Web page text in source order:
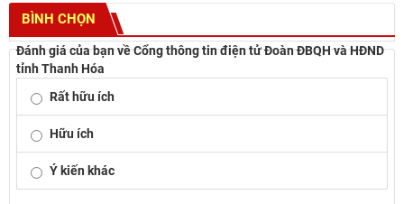
BÌNH CHỌN
Đánh giá của bạn về Cổng thông tin điện tử Đoàn ĐBQH và HĐND
tỉnh Thanh Hóa
Rất hữu ích
Hữu ích
Ý kiến khác